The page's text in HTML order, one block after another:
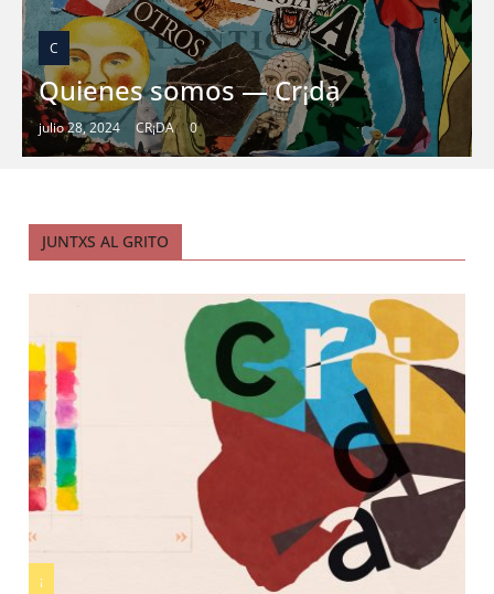
C
Quienes somos — Cr¡da
julio 28, 2024 CR¡DA 0
JUNTXS AL GRITO
¡